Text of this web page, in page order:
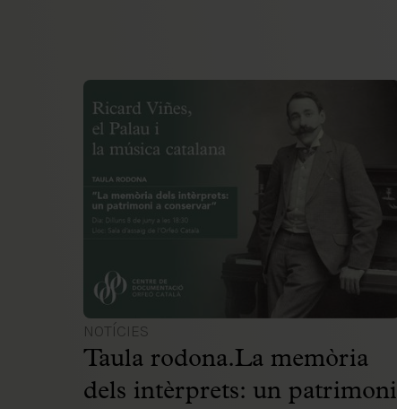
NOTÍCIES
Taula rodona.La memòria
dels intèrprets: un patrimoni